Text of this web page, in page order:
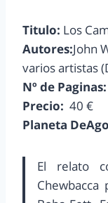
Titulo: Los
Autores:John
varios artistas
Nº de Paginas:
Precio: 40 €
Planeta
El relato